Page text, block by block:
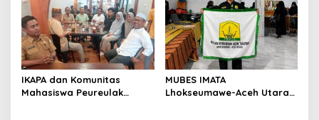
IKAPA dan Komunitas
Mahasiswa Peureulak
MUBES IMATA
Lhokseumawe-Aceh Utara